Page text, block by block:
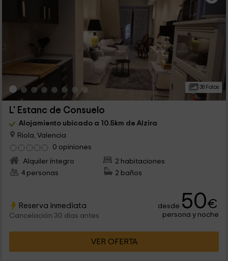
38 Fotos
L' Estanc de Consuelo
Alojamiento ubicado a 10.5km de Alzira
Riola, Valencia
0 opiniones
Alquiler íntegro
2 habitaciones
4 personas
2 baños
Reserva inmediata
Cancelación 30 días antes
desde 50€
persona y noche
VER OFERTA